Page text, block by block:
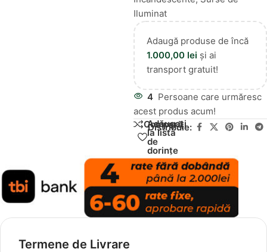
Iluminat
Adaugă produse de încă
1.000,00 lei și ai
transport gratuit!
4 Persoane care urmăresc
acest produs acum!
Compară
Adăugați
la lista
de
dorințe
Distribuie:
Termene de Livrare